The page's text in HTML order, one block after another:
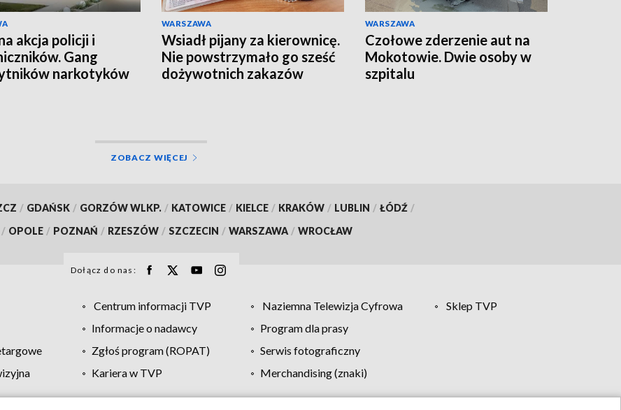
akcja policji i
Gang
narkotyków
WARSZAWA
Wsiadł pijany za kierownicę.
Nie powstrzymało go sześć
dożywotnich zakazów
WARSZAWA
Czołowe zderzenie aut na
Mokotowie. Dwie osoby w
szpitalu
ZOBACZ WIĘCEJ
/ GDAŃSK / GORZÓW WLKP. / KATOWICE / KIELCE / KRAKÓW / LUBLIN / ŁÓDŹ /
/ OPOLE / POZNAŃ / RZESZÓW / SZCZECIN / WARSZAWA / WROCŁAW
Dołącz do nas:
Centrum informacji TVP Naziemna Telewizja Cyfrowa
Sklep TVP
Informacje o nadawcy
Program dla prasy
Zgłoś program (ROPAT)
Serwis fotograficzny
Kariera w TVP
Merchandising (znaki)